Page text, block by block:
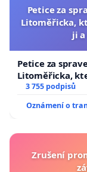
Petice za
Litoměřicka,
ji
Petice za
Litoměřicka,
a umírání
3 755 podpisů
Oznámení o
Zrušení